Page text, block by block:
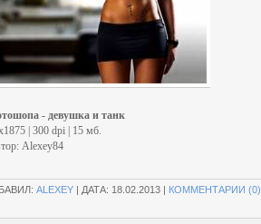
- девушка и танк
| 300 dpi | 15 мб.
Alexey84
ALEXEY | ДАТА: 18.02.2013 | КОММЕНТАРИИ (0)